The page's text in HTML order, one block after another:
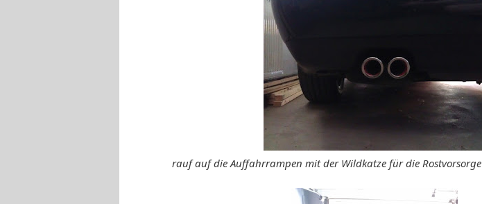
rauf auf die Auffahrrampen mit der Wildkatze für die Rostvorsorge